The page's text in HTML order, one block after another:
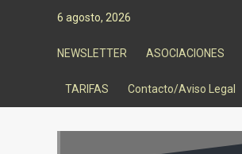
6 agosto, 2026
NEWSLETTER ASOCIACIONES
TARIFAS Contacto/Aviso Legal